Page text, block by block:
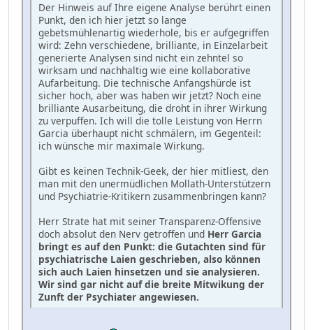
Der Hinweis auf Ihre eigene Analyse berührt einen
Punkt, den ich hier jetzt so lange
gebetsmühlenartig wiederhole, bis er aufgegriffen
wird: Zehn verschiedene, brilliante, in Einzelarbeit
generierte Analysen sind nicht ein zehntel so
wirksam und nachhaltig wie eine kollaborative
Aufarbeitung. Die technische Anfangshürde ist
sicher hoch, aber was haben wir jetzt? Noch eine
brilliante Ausarbeitung, die droht in ihrer Wirkung
zu verpuffen. Ich will die tolle Leistung von Herrn
Garcia überhaupt nicht schmälern, im Gegenteil:
ich wünsche mir maximale Wirkung.
Gibt es keinen Technik-Geek, der hier mitliest, den
man mit den unermüdlichen Mollath-Unterstützern
und Psychiatrie-Kritikern zusammenbringen kann?
Herr Strate hat mit seiner Transparenz-Offensive
doch absolut den Nerv getroffen und Herr Garcia
bringt es auf den Punkt: die Gutachten sind für
psychiatrische Laien geschrieben, also können
sich auch Laien hinsetzen und sie analysieren.
Wir sind gar nicht auf die breite Mitwikung der
Zunft der Psychiater angewiesen.